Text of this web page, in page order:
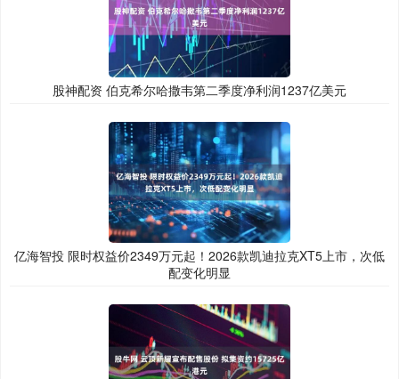
股神配资 伯克希尔哈撒韦第二季度净利润1237亿美元
亿海智投 限时权益价2349万元起！2026款凯迪拉克XT5上市，次低
配变化明显